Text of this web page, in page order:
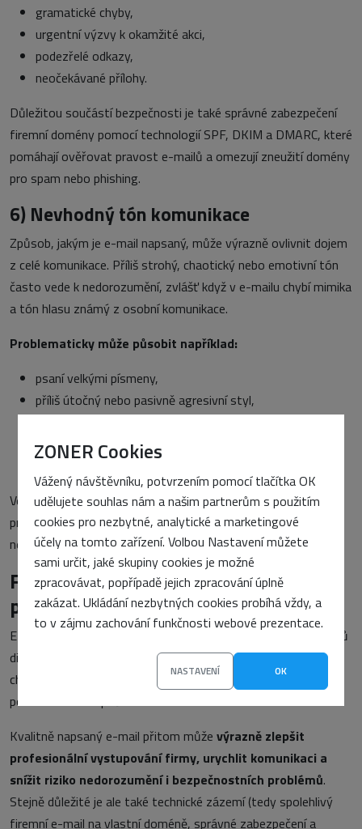
ZONER Cookies
Vážený návštěvníku, potvrzením pomocí tlačítka OK
udělujete souhlas nám a našim partnerům s použitím
cookies pro nezbytné, analytické a marketingové
účely na tomto zařízení. Volbou Nastavení můžete
sami určit, jaké skupiny cookies je možné
zpracovávat, popřípadě jejich zpracování úplně
zakázat. Ukládání nezbytných cookies probíhá vždy, a
to v zájmu zachování funkčnosti webové prezentace.
NASTAVENÍ OK
gramatické chyby,
urgentní výzvy k okamžité akci,
podezřelé odkazy,
neočekávané přílohy.
Důležitou součástí bezpečnosti je také správné zabezpečení
firemní domény pomocí technologií SPF, DKIM a DMARC, které
pomáhají ověřovat pravost e-mailů a omezují zneužití domény
pro spam nebo phishing.
6) Nevhodný tón komunikace
Způsob, jakým je e-mail napsaný, může výrazně ovlivnit dojem
z celé komunikace. Příliš strohý, chaotický nebo emotivní tón
často vede k nedorozumění, zvlášť když v e-mailu chybí mimika
a tón hlasu známý z osobní komunikace.
Problematicky může působit například:
psaní velkými písmeny,
příliš útočný nebo pasivně agresivní styl,
impulzivní reakce psané ve vzteku,
Ve firemní komunikaci se proto vyplatí držet věcný,
profesionální a srozumitelný styl, který minimalizuje riziko
nedorozumění a působí důvěryhodně.
Firemní e-mail jako základ
profesionální komunikace
E-mail zůstává i v roce 2026 jedním z nejdůležitějších nástrojů
digitální komunikace. Přesto mnoho lidí stále opakuje stejné
chyby – od nejasných předmětů přes nepřehledné texty až po
podceňování bezpečnosti.
Kvalitně napsaný e-mail přitom může výrazně zlepšit
profesionální vystupování firmy, urychlit komunikaci a
snížit riziko nedorozumění i bezpečnostních problémů.
Stejně důležité je ale také technické zázemí (tedy spolehlivý
firemní e-mail na vlastní doméně, správné zabezpečení a